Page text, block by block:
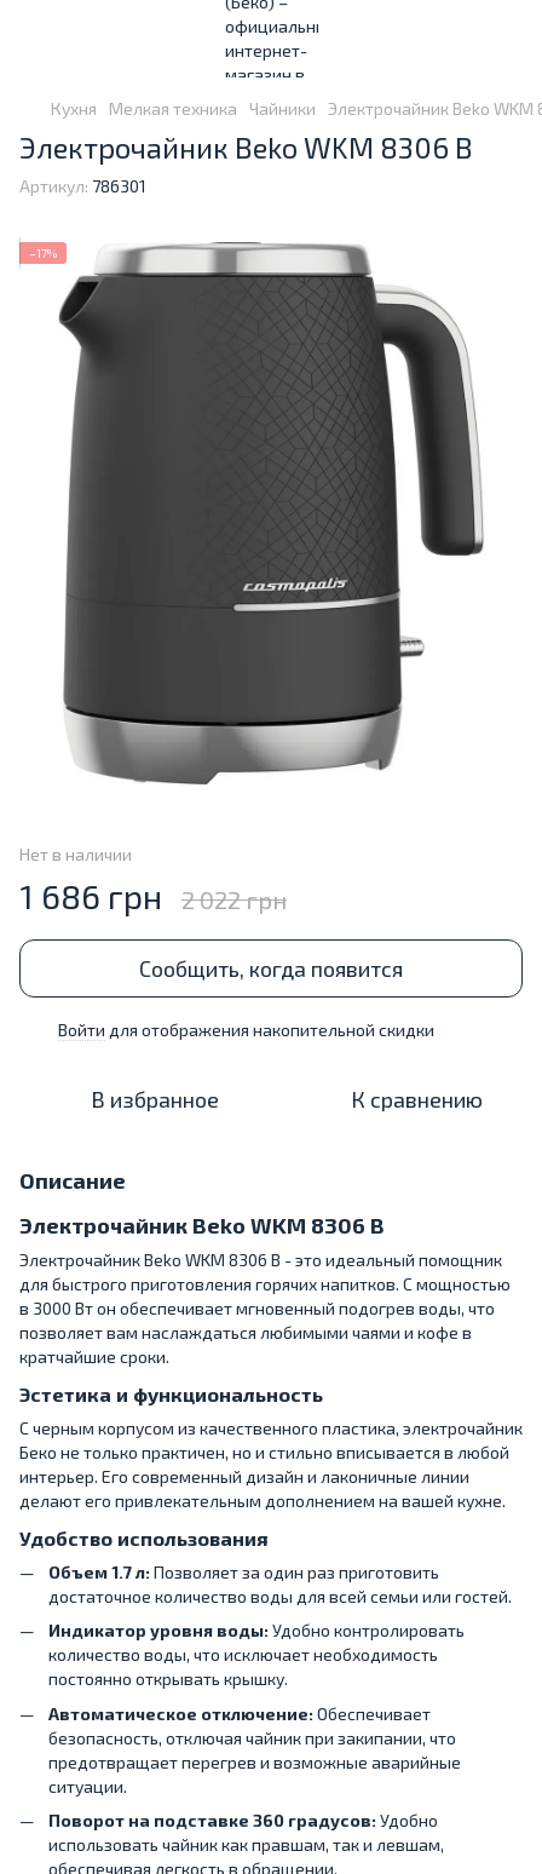
Кухня Мелкая техника Чайники Электрочайник Beko WKM
Электрочайник Beko WKM 8306 B
Артикул: 786301
−17%
Нет в наличии
1 686 грн 2 022 грн
Сообщить, когда появится
Войти для отображения накопительной скидки
В избранное К сравнению
Описание
Электрочайник Beko WKM 8306 B
Электрочайник Beko WKM 8306 B - это идеальный помощник
для быстрого приготовления горячих напитков. С мощностью
в 3000 Вт он обеспечивает мгновенный подогрев воды, что
позволяет вам наслаждаться любимыми чаями и кофе в
кратчайшие сроки.
Эстетика и функциональность
С черным корпусом из качественного пластика, электрочайник
Беко не только практичен, но и стильно вписывается в любой
интерьер. Его современный дизайн и лаконичные линии
делают его привлекательным дополнением на вашей кухне.
Удобство использования
Объем 1.7 л: Позволяет за один раз приготовить
достаточное количество воды для всей семьи или гостей.
Индикатор уровня воды: Удобно контролировать
количество воды, что исключает необходимость
постоянно открывать крышку.
Автоматическое отключение: Обеспечивает
безопасность, отключая чайник при закипании, что
предотвращает перегрев и возможные аварийные
ситуации.
Поворот на подставке 360 градусов: Удобно
использовать чайник как правшам, так и левшам,
обеспечивая легкость в обращении.